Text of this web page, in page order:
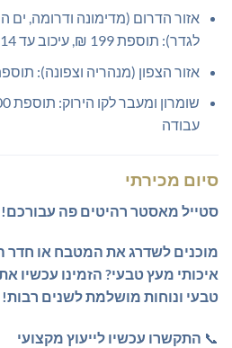
אזור הדרום (מדימונה ודרומה, ים
לגדר): תוספת 199 ₪, עיכוב עד 14 יום
אזור הצפון (מנהריה וצפונה): תוספת 199 ₪, עיכוב עד 14
עבודה
סיום מכירתי
סטייל מאסטר רהיטים פה עבורכם!
מוכנים לשדרג את המטבח או חדר
איכותי מעץ טבעי? הזמינו עכשיו
טבעי ונוחות מושלמת לשנים רבות!
📞 התקשרו עכשיו לייעוץ מקצועי